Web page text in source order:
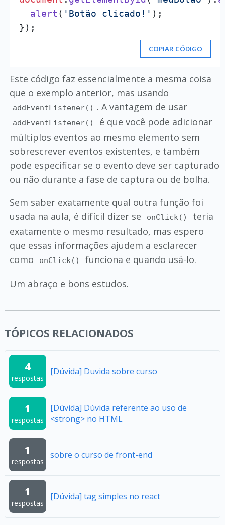
alert ( 'Botão clicado!' );
COPIAR CÓDIGO
Este código faz essencialmente a mesma coisa
que o exemplo anterior, mas usando
addEventListener() . A vantagem de usar
addEventListener()
é que você pode adicionar
múltiplos eventos ao mesmo elemento sem
sobrescrever eventos existentes, e também
pode especificar se o evento deve ser capturado
ou não durante a fase de captura ou de bolha.
Sem saber exatamente qual outra função foi
usada na aula, é difícil dizer se
onClick()
teria
exatamente o mesmo resultado, mas espero
que essas informações ajudem a esclarecer
como
onClick()
funciona e quando usá-lo.
Um abraço e bons estudos.
TÓPICOS RELACIONADOS
4
respostas
[Dúvida] Duvida sobre curso
1
respostas
[Dúvida] Dúvida referente ao uso de
<strong> no HTML
1
respostas
sobre o curso de front-end
1
respostas
[Dúvida] tag simples no react